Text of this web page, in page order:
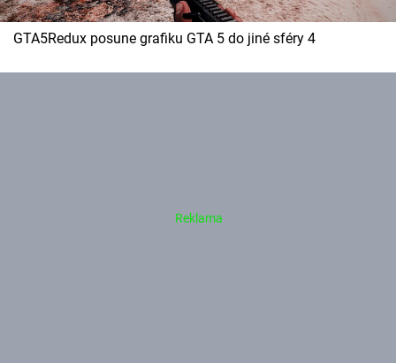
GTA5Redux posune grafiku GTA 5 do jiné sféry 4